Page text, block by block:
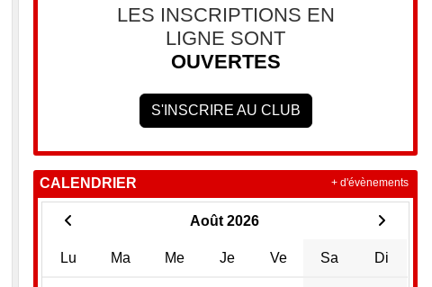
LES INSCRIPTIONS EN
LIGNE SONT
OUVERTES
S'INSCRIRE AU CLUB
CALENDRIER
Août 2026
Lu Ma Me Je Ve Sa Di
+ d'évènements